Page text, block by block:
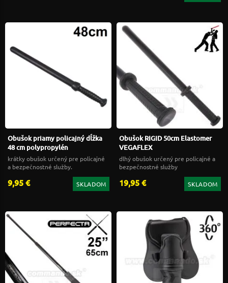
Obušok priamy policajný dĺžka
48 cm polypropylén
krátky obušok určený pre policajné
a bezpečnostné služby.
9,95 € SKLADOM
Obušok RIGID 50cm Elastomer
VEGAFLEX
dlhý obušok určený pre policajné a
bezpečnostné služby
19,95 € SKLADOM